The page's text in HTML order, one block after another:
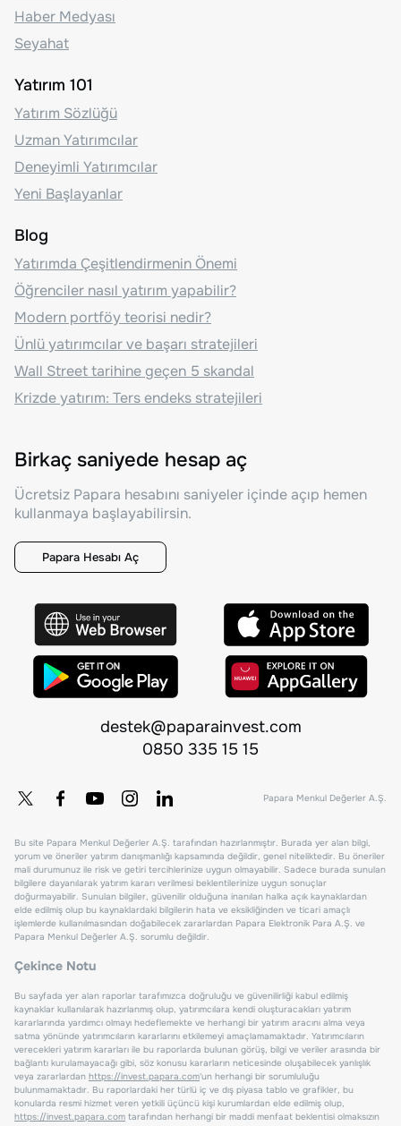
Haber Medyası
Seyahat
Yatırım 101
Yatırım Sözlüğü
Uzman Yatırımcılar
Deneyimli Yatırımcılar
Yeni Başlayanlar
Blog
Yatırımda Çeşitlendirmenin Önemi
Öğrenciler nasıl yatırım yapabilir?
Modern portföy teorisi nedir?
Ünlü yatırımcılar ve başarı stratejileri
Wall Street tarihine geçen 5 skandal
Krizde yatırım: Ters endeks stratejileri
Birkaç saniyede hesap aç
Ücretsiz Papara hesabını saniyeler içinde açıp hemen
kullanmaya başlayabilirsin.
Papara Hesabı Aç
destek@paparainvest.com
0850 335 15 15
Papara Menkul Değerler A.Ş.
Bu site Papara Menkul Değerler A.Ş. tarafından hazırlanmıştır. Burada yer alan bilgi,
yorum ve öneriler yatırım danışmanlığı kapsamında değildir, genel niteliktedir. Bu öneriler
mali durumunuz ile risk ve getiri tercihlerinize uygun olmayabilir. Sadece burada sunulan
bilgilere dayanılarak yatırım kararı verilmesi beklentilerinize uygun sonuçlar
doğurmayabilir. Sunulan bilgiler, güvenilir olduğuna inanılan halka açık kaynaklardan
elde edilmiş olup bu kaynaklardaki bilgilerin hata ve eksikliğinden ve ticari amaçlı
işlemlerde kullanılmasından doğabilecek zararlardan Papara Elektronik Para A.Ş. ve
Papara Menkul Değerler A.Ş. sorumlu değildir.
Çekince Notu
Bu sayfada yer alan raporlar tarafımızca doğruluğu ve güvenilirliği kabul edilmiş
kaynaklar kullanılarak hazırlanmış olup, yatırımcılara kendi oluşturacakları yatırım
kararlarında yardımcı olmayı hedeflemekte ve herhangi bir yatırım aracını alma veya
satma yönünde yatırımcıların kararlarını etkilemeyi amaçlamamaktadır. Yatırımcıların
verecekleri yatırım kararları ile bu raporlarda bulunan görüş, bilgi ve veriler arasında bir
bağlantı kurulamayacağı gibi, söz konusu kararların neticesinde oluşabilecek yanlışlık
veya zararlardan https://invest.papara.com'un herhangi bir sorumluluğu
bulunmamaktadır. Bu raporlardaki her türlü iç ve dış piyasa tablo ve grafikler, bu
konularda resmi hizmet veren yetkili üçüncü kişi kurumlardan elde edilmiş olup,
https://invest.papara.com tarafından herhangi bir maddi menfaat beklentisi olmaksızın